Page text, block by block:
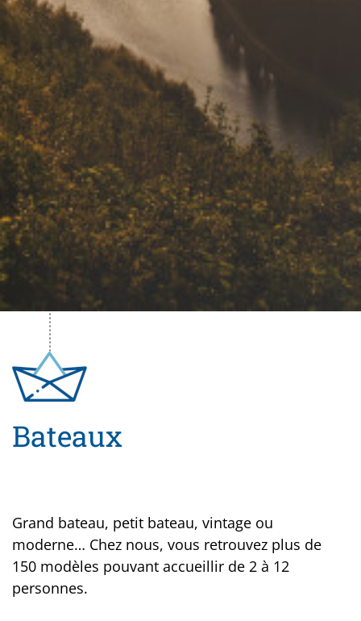
Bateaux
Grand bateau, petit bateau, vintage ou
moderne… Chez nous, vous retrouvez plus de
150 modèles pouvant accueillir de 2 à 12
personnes.